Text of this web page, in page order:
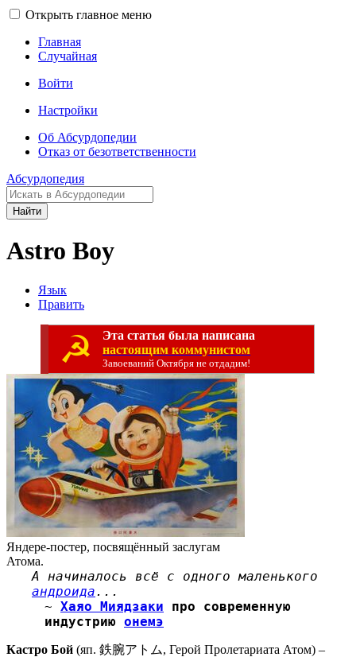
Открыть главное меню
Главная
Случайная
Войти
Настройки
Об Абсурдопедии
Отказ от безответственности
Абсурдопедия
Найти
Astro Boy
Язык
Править
☭
Эта статья была написана
настоящим коммунистом
Завоеваний Октября не отдадим!
Яндере-постер, посвящённый заслугам
Атома.
А начиналось всё с одного маленького
андроида...
~ Хаяо Миядзаки про современную
индустрию онемэ
Кастро Бой (яп. 鉄腕アトム, Герой Пролетариата Атом) –